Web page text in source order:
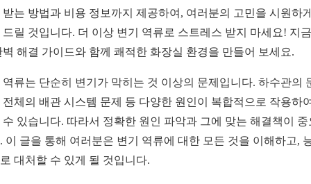
받는 방법과 비용 정보까지 제공하여, 여러분의 고민을 시원하
드릴 것입니다. 더 이상 변기 역류로 스트레스 받지 마세요! 지
벽 해결 가이드와 함께 쾌적한 화장실 환경을 만들어 보세요.
역류는 단순히 변기가 막히는 것 이상의 문제입니다. 하수관의
전체의 배관 시스템 문제 등 다양한 원인이 복합적으로 작용하
수 있습니다. 따라서 정확한 원인 파악과 그에 맞는 해결책이 중
이 글을 통해 여러분은 변기 역류에 대한 모든 것을 이해하고,
대처할 수 있게 될 것입니다.